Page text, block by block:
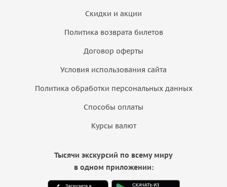
Скидки и акции
Политика возврата билетов
Договор оферты
Условия использования сайта
Политика обработки персональных данных
Способы оплаты
Курсы валют
Тысячи экскурсий по всему миру
в одном приложении: